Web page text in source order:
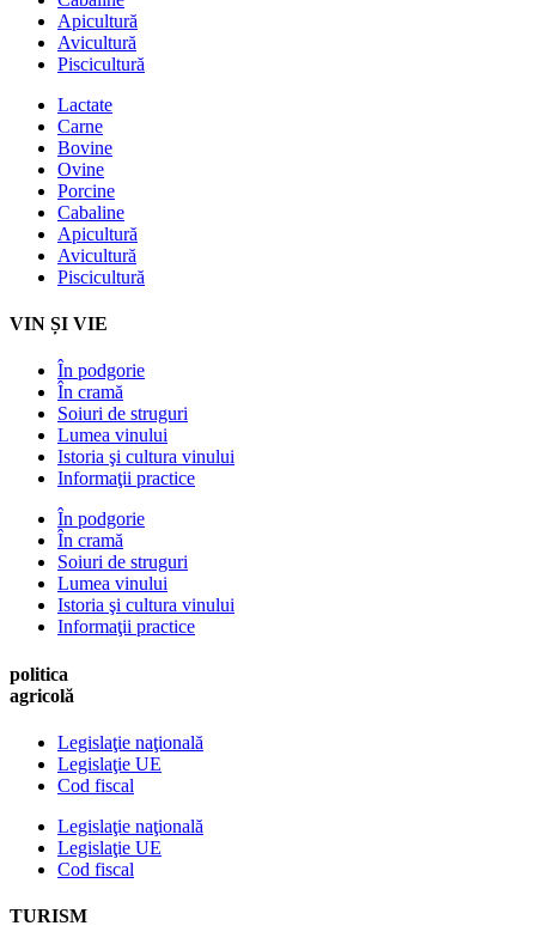
Apicultură
Avicultură
Piscicultură
Lactate
Carne
Bovine
Ovine
Porcine
Cabaline
Apicultură
Avicultură
Piscicultură
VIN ȘI VIE
În podgorie
În cramă
Soiuri de struguri
Lumea vinului
Istoria şi cultura vinului
Informaţii practice
În podgorie
În cramă
Soiuri de struguri
Lumea vinului
Istoria şi cultura vinului
Informaţii practice
politica
agricolă
Legislaţie naţională
Legislaţie UE
Cod fiscal
Legislaţie naţională
Legislaţie UE
Cod fiscal
TURISM